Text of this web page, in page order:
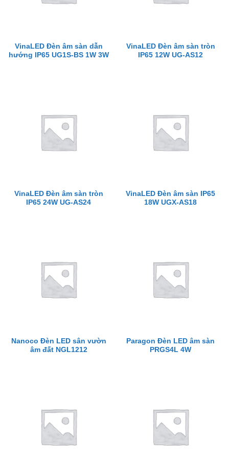
VinaLED Đèn âm sàn dẫn
hướng IP65 UG1S-BS 1W 3W
VinaLED Đèn âm sàn tròn
IP65 12W UG-AS12
VinaLED Đèn âm sàn tròn
IP65 24W UG-AS24
VinaLED Đèn âm sàn IP65
18W UGX-AS18
Nanoco Đèn LED sân vườn
âm đất NGL1212
Paragon Đèn LED âm sàn
PRGS4L 4W